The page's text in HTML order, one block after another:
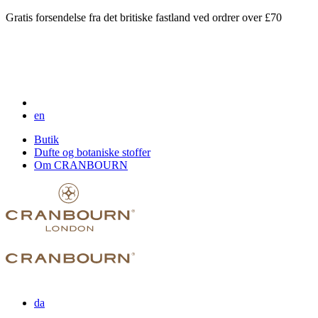
Gratis forsendelse fra det britiske fastland ved ordrer over £70
en
Butik
Dufte og botaniske stoffer
Om CRANBOURN
da